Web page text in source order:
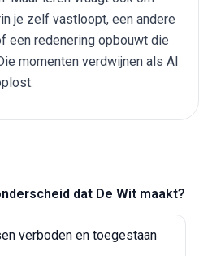
je zelf vastloopt, een andere
een redenering opbouwt die
momenten verdwijnen als AI
dat De Wit maakt?
verboden en toegestaan